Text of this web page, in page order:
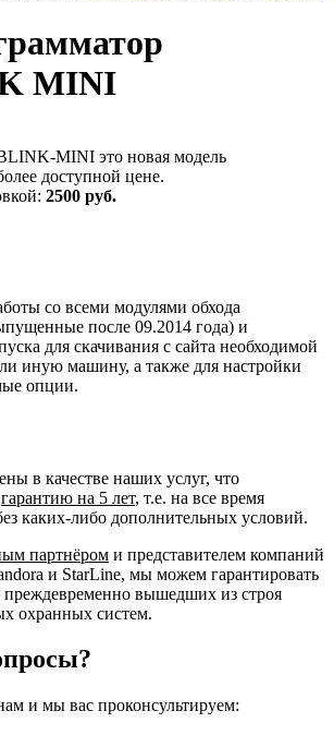
MINI
MINI это новая модель
доступной цене.
2500 руб.
со всеми модулями обхода
после 09.2014 года) и
для скачивания с сайта необходимой
иную машину, а также для настройки
опции.
в качестве наших услуг, что
гарантию на 5 лет, т.е. на все время
каких-либо дополнительных условий.
партнёром и представителем компаний
и StarLine, мы можем гарантировать
преждевременно вышедших из строя
охранных систем.
и мы вас проконсультируем: